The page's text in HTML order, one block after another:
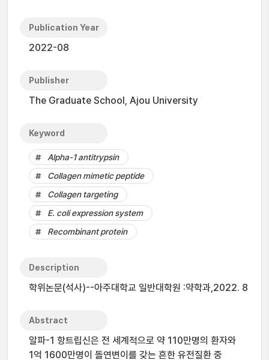
Publication Year
2022-08
Publisher
The Graduate School, Ajou University
Keyword
Alpha-1 antitrypsin
Collagen mimetic peptide
Collagen targeting
E. coli expression system
Recombinant protein
Description
학위논문(석사)--아주대학교 일반대학원 :약학과,2022. 8
Abstract
알파-1 항트립신은 전 세계적으로 약 110만명의 환자와
1억 1600만명이 돌연변이를 갖는 흔한 유전질환 중